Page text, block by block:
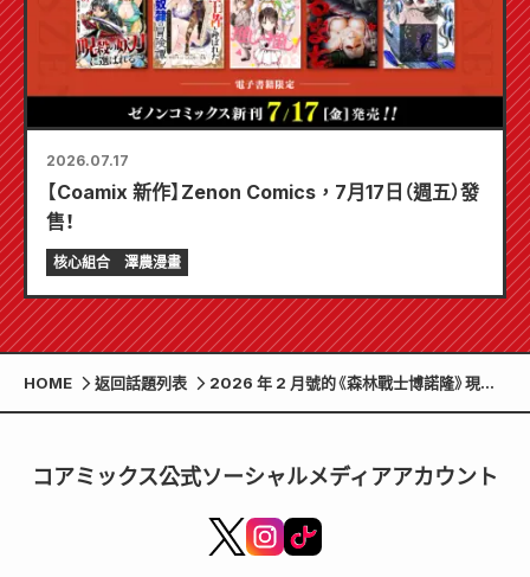
2026.07.17
【Coamix 新作】Zenon Comics，7月17日（週五）發
售！
核心組合 澤農漫畫
HOME 返回話題列表
2026 年 2 月號的《森林戰士博諾隆》現已
コアミックス公式ソーシャルメディアアカウント